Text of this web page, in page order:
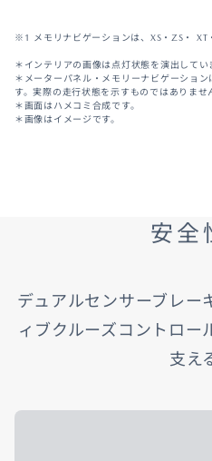
※1 メモリナビゲーションは、XS・ZS・ XT
＊インテリアの画像は点灯状態を演出してい
＊メーターパネル・メモリーナビゲーショ
す。実際の走行状態を示すものではありませ
＊画面はハメコミ合成です。
＊画像はイメージです。
安全
デュアルセンサーブレ
ィブクルーズコントロー
支え